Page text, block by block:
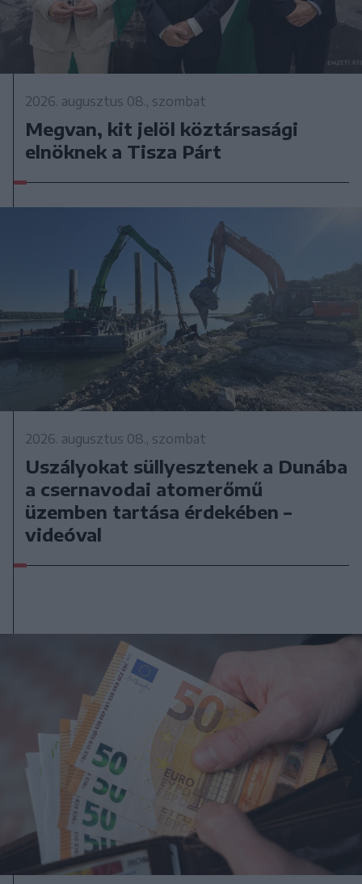
2026. augusztus 08., szombat
Megvan, kit jelöl köztársasági
elnöknek a Tisza Párt
2026. augusztus 08., szombat
Uszályokat süllyesztenek a Dunába
a csernavodai atomerőmű
üzemben tartása érdekében –
videóval